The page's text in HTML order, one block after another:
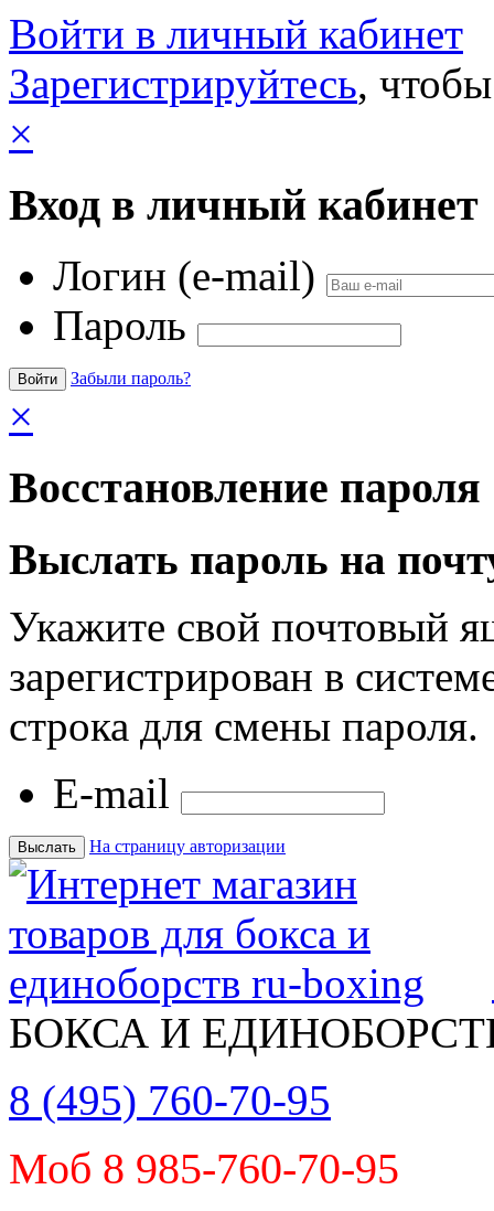
Войти в личный кабинет
Зарегистрируйтесь,
×
Вход в личный кабинет
Логин (e-mail)
Пароль
Забыли пароль?
×
Восстановление пароля
Выслать пароль на
Укажите свой почтовый
зарегистрирован в
строка для смены пароля.
E-mail
На страницу авторизации
БОКСА И
8 (495) 760-70-95
Моб 8 985-760-70-95